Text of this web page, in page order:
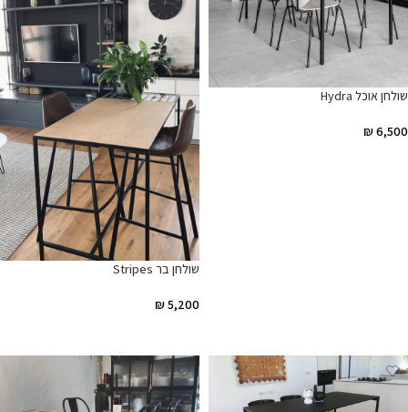
שולחן אוכל Hydra
₪6,500
שולחן בר Stripes
₪5,200